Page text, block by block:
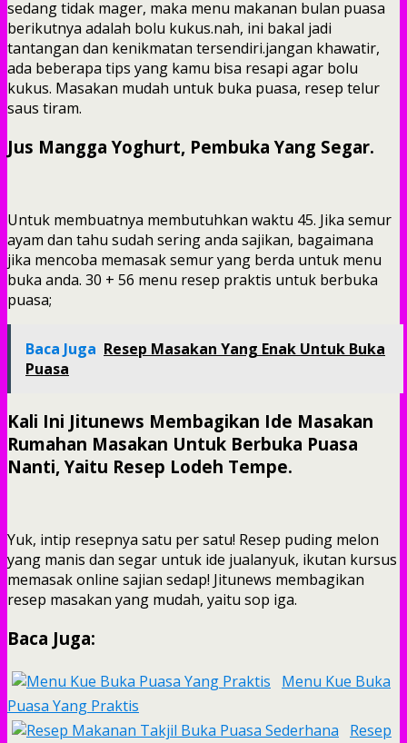
sedang tidak mager, maka menu makanan bulan puasa
berikutnya adalah bolu kukus.nah, ini bakal jadi
tantangan dan kenikmatan tersendiri.jangan khawatir,
ada beberapa tips yang kamu bisa resapi agar bolu
kukus. Masakan mudah untuk buka puasa, resep telur
saus tiram.
Jus Mangga Yoghurt, Pembuka Yang Segar.
Untuk membuatnya membutuhkan waktu 45. Jika semur
ayam dan tahu sudah sering anda sajikan, bagaimana
jika mencoba memasak semur yang berda untuk menu
buka anda. 30 + 56 menu resep praktis untuk berbuka
puasa;
Baca Juga Resep Masakan Yang Enak Untuk Buka
Puasa
Kali Ini Jitunews Membagikan Ide Masakan
Rumahan Masakan Untuk Berbuka Puasa
Nanti, Yaitu Resep Lodeh Tempe.
Yuk, intip resepnya satu per satu! Resep puding melon
yang manis dan segar untuk ide jualanyuk, ikutan kursus
memasak online sajian sedap! Jitunews membagikan
resep masakan yang mudah, yaitu sop iga.
Baca Juga:
Menu Kue Buka
Puasa Yang Praktis
Resep